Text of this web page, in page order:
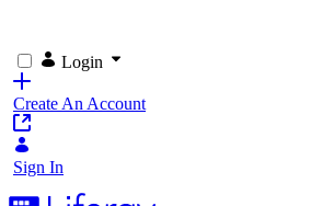
Login
Create An Account
Sign In